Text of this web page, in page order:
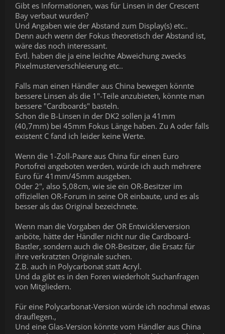
Gibt es Informationen, was für Linsen in der Crescent
Bay verbaut wurden?
Und Angaben wie der Abstand zum Display(s) etc..
Denn auch wenn der Fokus theoretisch der Abstand ist,
wäre das noch interessant.
Evtl. haben die ja eine leichte Abweichung zwecks
Pixelmusterverschleierung etc..
Falls man einen Händler aus China bewegen könnte
bessere Linsen als die 1"-Teile anzubieten, könnte man
bessere "Cardboards" basteln.
Schon die B-Linsen in der DK2 sollen ja 41mm
(40,7mm) bei 45mm Fokus Länge haben. Zu A oder falls
existent C fand ich leider keine Werte.
Wenn die 1-Zoll-Paare aus China für einen Euro
Portofrei angeboten werden, würde ich auch mehrere
Euro für 41mm/45mm ausgeben.
Oder 2", also 5,08cm, wie sie ein OR-Besitzer im
offiziellen OR-Forum in seine OR einbaute, und es als
besser als das Original bezeichnete.
Wenn man die Vorgaben der OR Entwicklerversion
anböte, hätte der Händler nicht nur die Cardboard-
Bastler, sondern auch die OR-Besitzer, die Ersatz für
ihre verkratzten Originale suchen.
Z.B. auch in Polycarbonat statt Acryl.
Und da gibt es in den Foren wiederholt Suchanfragen
von Mitgliedern.
Für eine Polycarbonat-Version würde ich nochmal etwas
drauflegen.,
Und eine Glas-Version könnte vom Händler aus China